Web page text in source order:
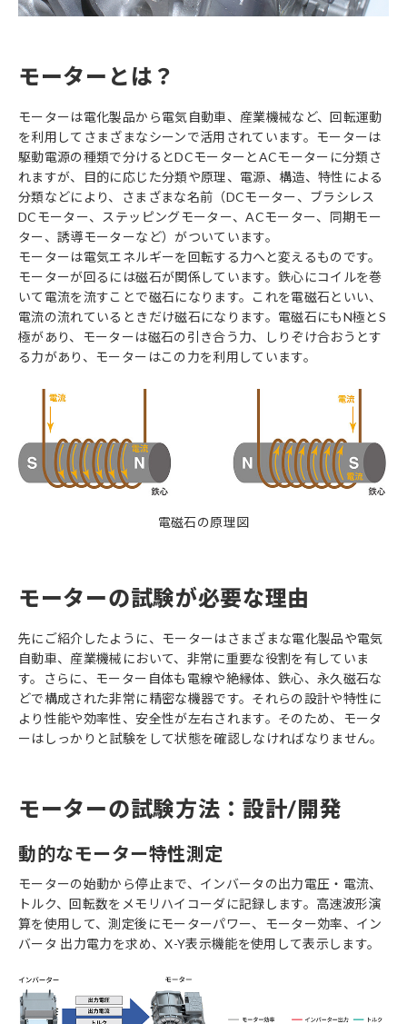
モーターとは？
モーターは電化製品から電気自動車、産業機械など、回転運動
を利用してさまざまなシーンで活用されています。モーターは
駆動電源の種類で分けるとDCモーターとACモーターに分類さ
れますが、目的に応じた分類や原理、電源、構造、特性による
分類などにより、さまざまな名前（DCモーター、ブラシレス
DCモーター、ステッピングモーター、ACモーター、同期モー
ター、誘導モーターなど）がついています。
モーターは電気エネルギーを回転する力へと変えるものです。
モーターが回るには磁石が関係しています。鉄心にコイルを巻
いて電流を流すことで磁石になります。これを電磁石といい、
電流の流れているときだけ磁石になります。電磁石にもN極とS
極があり、モーターは磁石の引き合う力、しりぞけ合おうとす
る力があり、モーターはこの力を利用しています。
電磁石の原理図
モーターの試験が必要な理由
先にご紹介したように、モーターはさまざまな電化製品や電気
自動車、産業機械において、非常に重要な役割を有していま
す。さらに、モーター自体も電線や絶縁体、鉄心、永久磁石な
どで構成された非常に精密な機器です。それらの設計や特性に
より性能や効率性、安全性が左右されます。そのため、モータ
ーはしっかりと試験をして状態を確認しなければなりません。
モーターの試験方法：設計/開発
動的なモーター特性測定
モーターの始動から停止まで、インバータの出力電圧・電流、
トルク、回転数をメモリハイコーダに記録します。高速波形演
算を使用して、測定後にモーターパワー、モーター効率、イン
バータ 出力電力を求め、X-Y表示機能を使用して表示します。